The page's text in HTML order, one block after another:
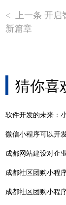
<
上一条 开
新篇章
猜你喜